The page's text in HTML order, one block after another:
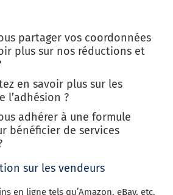
partager vos coordonnées
plus sur nos réductions et
en savoir plus sur les
l’adhésion ?
adhérer à une formule
bénéficier de services
sur les vendeurs
en ligne tels qu’Amazon, eBay, etc.